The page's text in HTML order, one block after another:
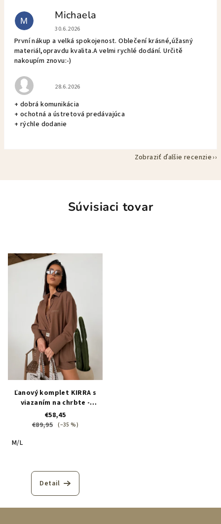
M Michaela
Hodnotenie obchodu je 5 z 5 hviezdičiek.
30.6.2026
První nákup a velká spokojenost. Oblečení krásné,úžasný
materiál,opravdu kvalita.A velmi rychlé dodání. Určitě
nakoupím znovu:-)
Hodnotenie obchodu je 5 z 5 hviezdičiek.
28.6.2026
+ dobrá komunikácia
+ ochotná a ústretová predávajúca
+ rýchle dodanie
Zobraziť ďalšie recenzie
Súvisiaci tovar
Ľanový komplet KIRRA s
viazaním na chrbte -
čokoládový
€58,45
€89,95 (–35 %)
M/L
Detail